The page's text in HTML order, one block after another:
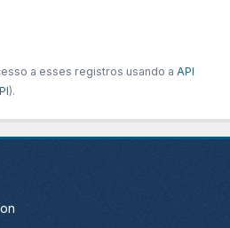
a esses registros usando a API
).